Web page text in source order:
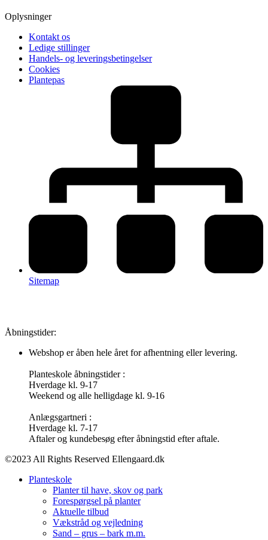
Oplysninger
Kontakt os
Ledige stillinger
Handels- og leveringsbetingelser
Cookies
Plantepas
Sitemap
Åbningstider:
Webshop er åben hele året for afhentning eller levering.
Planteskole åbningstider :
Hverdage kl. 9-17
Weekend og alle helligdage kl. 9-16
Anlægsgartneri :
Hverdage kl. 7-17
Aftaler og kundebesøg efter åbningstid efter aftale.
©2023 All Rights Reserved Ellengaard.dk
Planteskole
Planter til have, skov og park
Forespørgsel på planter
Aktuelle tilbud
Vækstråd og vejledning
Sand – grus – bark m.m.